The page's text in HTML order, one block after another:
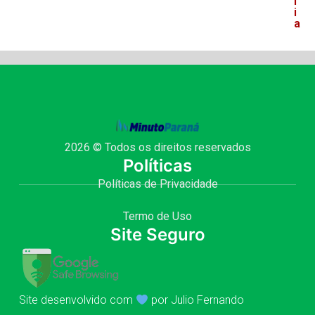
i
a
2026 © Todos os direitos reservados
Políticas
Políticas de Privacidade
Termo de Uso
Site Seguro
Site desenvolvido com por Julio Fernando